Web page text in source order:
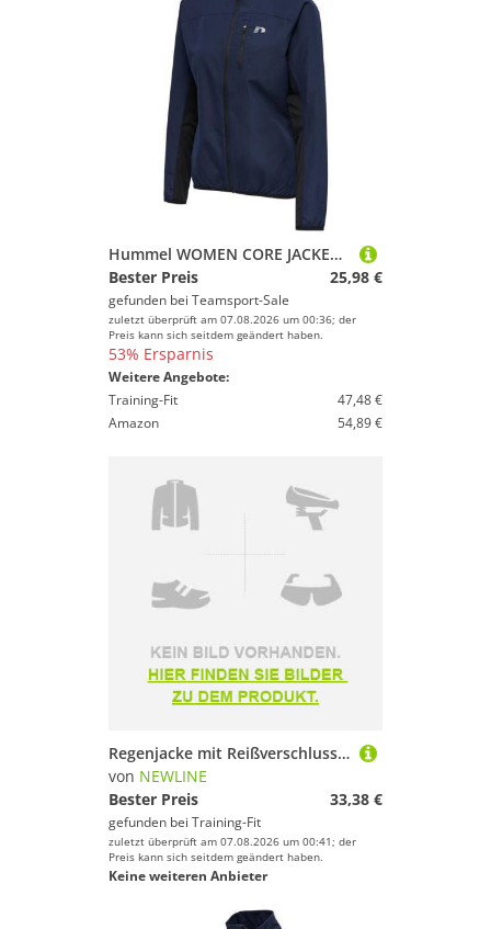
Hummel WOMEN CORE JACKET - BLACK IRIS - XS
Bester Preis
25,98 €
gefunden bei Teamsport-Sale
zuletzt überprüft am 07.08.2026 um 00:36; der
Preis kann sich seitdem geändert haben.
53% Ersparnis
Weitere Angebote:
Training-Fit
47,48 €
Amazon
54,89 €
Regenjacke mit Reißverschluss für Damen Newline Agile
von NEWLINE
Bester Preis
33,38 €
gefunden bei Training-Fit
zuletzt überprüft am 07.08.2026 um 00:41; der
Preis kann sich seitdem geändert haben.
Keine weiteren Anbieter